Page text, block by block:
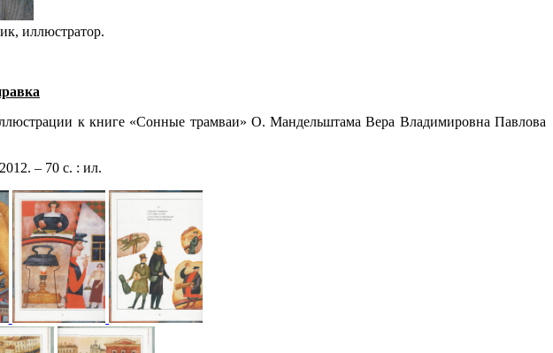
иллюстратор.
к книге «Сонные трамваи» О. Мандельштама Вера Владимировна Павлова
– 70 с. : ил.